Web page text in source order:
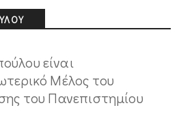
είναι
Μέλος του
του Πανεπιστημίου